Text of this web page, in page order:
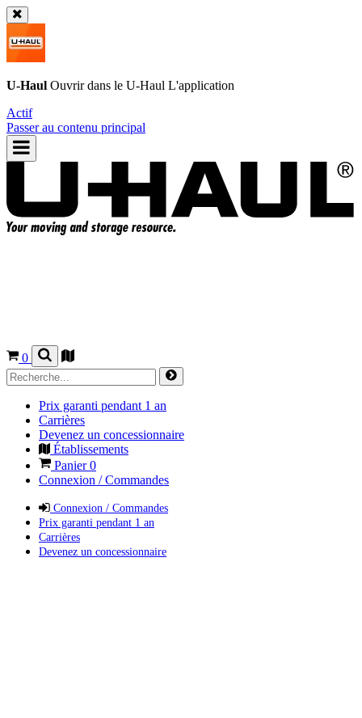
U-Haul Ouvrir dans le U-Haul L'application
Actif
Passer au contenu principal
0
Prix garanti pendant 1 an
Carrières
Devenez un concessionnaire
Établissements
Panier0
Connexion / Commandes
Connexion / Commandes
Prix garanti pendant 1 an
Carrières
Devenez un concessionnaire